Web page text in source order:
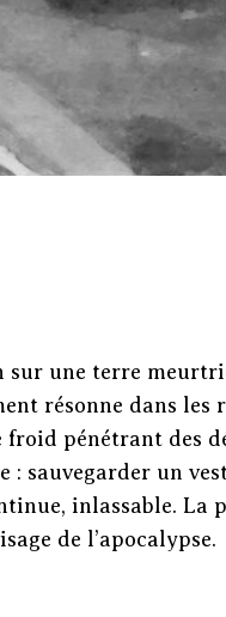
une terre
résonne dans
pénétrant des
sauvegarder un
inlassable.
de l’apocalypse.